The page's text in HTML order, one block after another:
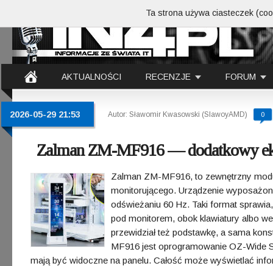
AKTUALNOŚCI RECENZJE FORUM
2026-05-29 21:53 Autor: Sławomir Kwasowski (SlawoyAMD) 0
Zalman ZM-MF916 — dodatkowy
Zalman ZM-MF916, to zewnętrzny
monitorującego. Urządzenie
odświeżaniu 60 Hz. Taki format
pod monitorem, obok klawiatury albo
przewidział też podstawkę, a sama
MF916 jest oprogramowanie OZ-Wide
mają być widoczne na panelu. Całość może wyświetlać
Ta strona używa ciasteczek